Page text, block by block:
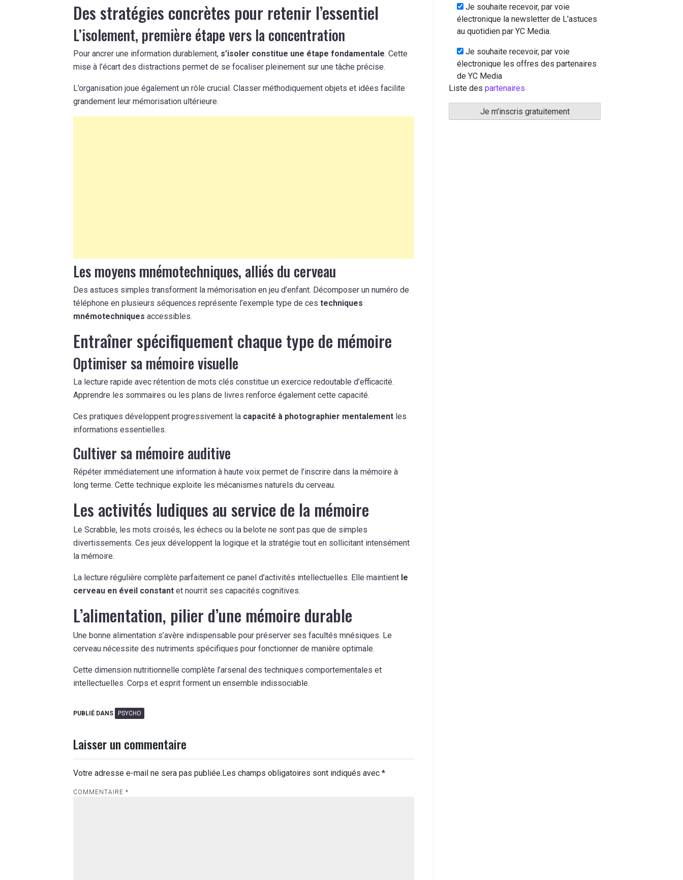
Des stratégies concrètes pour retenir l’essentiel
L’isolement, première étape vers la concentration
Pour ancrer une information durablement, s’isoler constitue une étape fondamentale. Cette
mise à l’écart des distractions permet de se focaliser pleinement sur une tâche précise.
L’organisation joue également un rôle crucial. Classer méthodiquement objets et idées facilite
grandement leur mémorisation ultérieure.
Les moyens mnémotechniques, alliés du cerveau
Des astuces simples transforment la mémorisation en jeu d’enfant. Décomposer un numéro de
téléphone en plusieurs séquences représente l’exemple type de ces techniques
mnémotechniques accessibles.
Entraîner spécifiquement chaque type de mémoire
Optimiser sa mémoire visuelle
La lecture rapide avec rétention de mots clés constitue un exercice redoutable d’efficacité.
Apprendre les sommaires ou les plans de livres renforce également cette capacité.
Ces pratiques développent progressivement la capacité à photographier mentalement les
informations essentielles.
Cultiver sa mémoire auditive
Répéter immédiatement une information à haute voix permet de l’inscrire dans la mémoire à
long terme. Cette technique exploite les mécanismes naturels du cerveau.
Les activités ludiques au service de la mémoire
Le Scrabble, les mots croisés, les échecs ou la belote ne sont pas que de simples
divertissements. Ces jeux développent la logique et la stratégie tout en sollicitant intensément
la mémoire.
La lecture régulière complète parfaitement ce panel d’activités intellectuelles. Elle maintient le
cerveau en éveil constant et nourrit ses capacités cognitives.
L’alimentation, pilier d’une mémoire durable
Une bonne alimentation s’avère indispensable pour préserver ses facultés mnésiques. Le
cerveau nécessite des nutriments spécifiques pour fonctionner de manière optimale.
Cette dimension nutritionnelle complète l’arsenal des techniques comportementales et
intellectuelles. Corps et esprit forment un ensemble indissociable.
PUBLIÉ DANS PSYCHO
Laisser un commentaire
Votre adresse e-mail ne sera pas publiée. Les champs obligatoires sont indiqués avec *
COMMENTAIRE *
Je souhaite recevoir, par voie
électronique la newsletter de L'astuces
au quotidien par YC Media.
Je souhaite recevoir, par voie
électronique les offres des partenaires
de YC Media
Liste des partenaires